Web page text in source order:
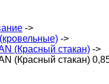
->
->
(Красный стакан) ->
(Красный стакан)